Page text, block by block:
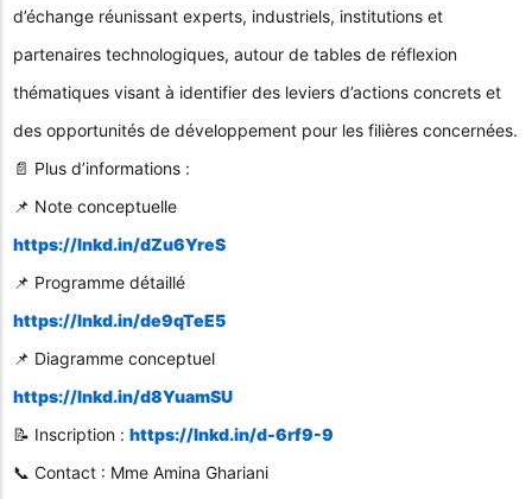
d’échange réunissant experts, industriels, institutions et
partenaires technologiques, autour de tables de réflexion
thématiques visant à identifier des leviers d’actions concrets et
des opportunités de développement pour les filières concernées.
📄 Plus d’informations :
📌 Note conceptuelle
https://lnkd.in/dZu6YreS
📌 Programme détaillé
https://lnkd.in/de9qTeE5
📌 Diagramme conceptuel
https://lnkd.in/d8YuamSU
📝 Inscription : https://lnkd.in/d-6rf9-9
📞 Contact : Mme Amina Ghariani